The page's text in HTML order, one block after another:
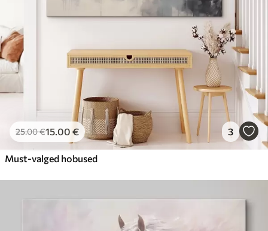
25.00€15.00 € 3
Must-valged hobused